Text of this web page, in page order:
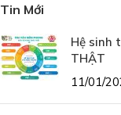
Tin Mới
Hệ sinh
THẬT
11/01/